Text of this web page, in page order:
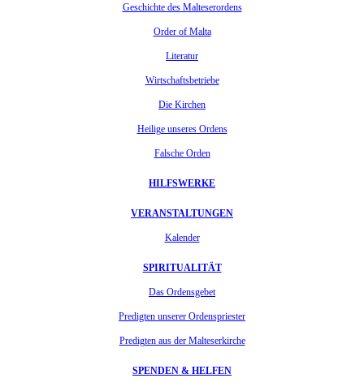
Geschichte des Malteserordens
Order of Malta
Literatur
Wirtschaftsbetriebe
Die Kirchen
Heilige unseres Ordens
Falsche Orden
HILFSWERKE
VERANSTALTUNGEN
Kalender
SPIRITUALITÄT
Das Ordensgebet
Predigten unserer Ordenspriester
Predigten aus der Malteserkirche
SPENDEN & HELFEN